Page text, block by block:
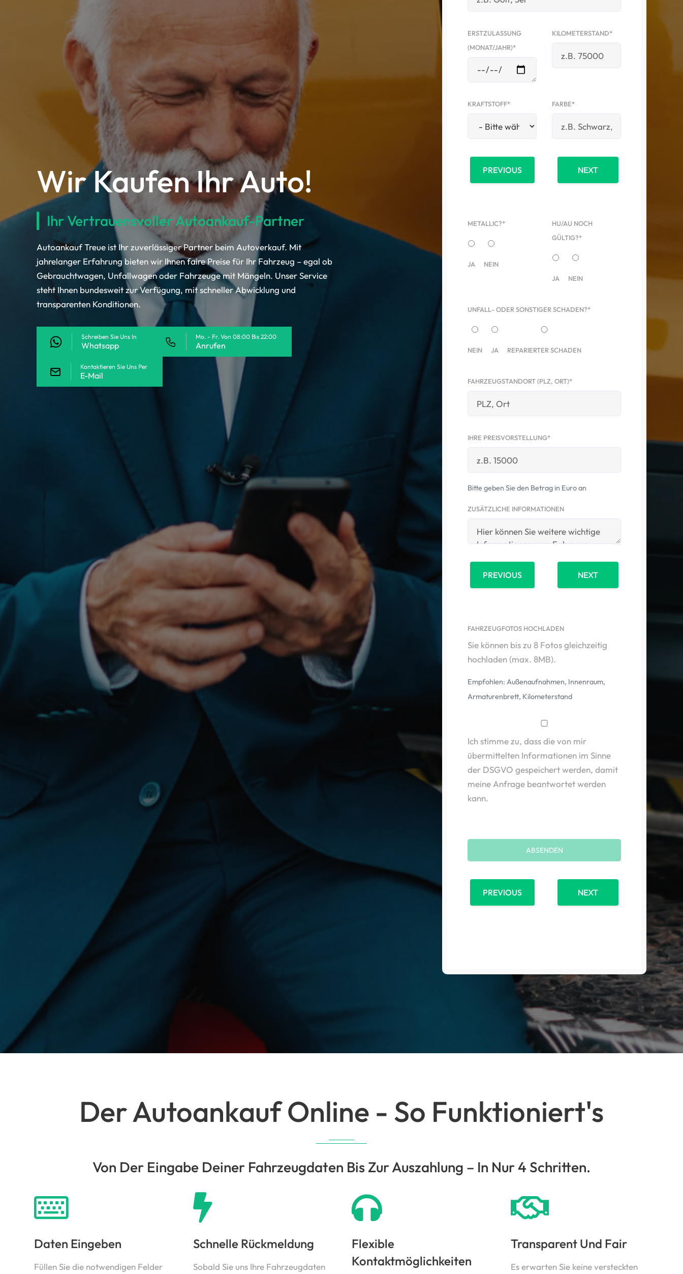
Wir Kaufen Ihr Auto!
Ihr Vertrauensvoller Autoankauf-Partner
Autoankauf Treue ist Ihr zuverlässiger Partner beim Autoverkauf. Mit
jahrelanger Erfahrung bieten wir Ihnen faire Preise für Ihr Fahrzeug – egal ob
Gebrauchtwagen, Unfallwagen oder Fahrzeuge mit Mängeln. Unser Service
steht Ihnen bundesweit zur Verfügung, mit schneller Abwicklung und
transparenten Konditionen.
Schreiben Sie Uns In
Whatsapp
Mo. - Fr. Von 08:00 Bis 22:00
Anrufen
Kontaktieren Sie Uns Per
E-Mail
ERSTZULASSUNG
(MONAT/JAHR)*
KILOMETERSTAND*
KRAFTSTOFF* FARBE*
PREVIOUS NEXT
METALLIC?*
JA NEIN
HU/AU NOCH
GÜLTIG?*
JA NEIN
UNFALL- ODER SONSTIGER SCHADEN?*
NEIN JA REPARIERTER SCHADEN
FAHRZEUGSTANDORT (PLZ, ORT)*
IHRE PREISVORSTELLUNG*
Bitte geben Sie den Betrag in Euro an
ZUSÄTZLICHE INFORMATIONEN
PREVIOUS NEXT
FAHRZEUGFOTOS HOCHLADEN
Sie können bis zu 8 Fotos gleichzeitig
hochladen (max. 8MB).
Empfohlen: Außenaufnahmen, Innenraum,
Armaturenbrett, Kilometerstand
Ich stimme zu, dass die von mir
übermittelten Informationen im Sinne
der DSGVO gespeichert werden, damit
meine Anfrage beantwortet werden
kann.
PREVIOUS NEXT
Der Autoankauf Online - So Funktioniert's
Von Der Eingabe Deiner Fahrzeugdaten Bis Zur Auszahlung – In Nur 4 Schritten.
Daten Eingeben
Füllen Sie die notwendigen Felder
Schnelle Rückmeldung
Sobald Sie uns Ihre Fahrzeugdaten
Flexible
Kontaktmöglichkeiten
Transparent Und Fair
Es erwarten Sie keine versteckten